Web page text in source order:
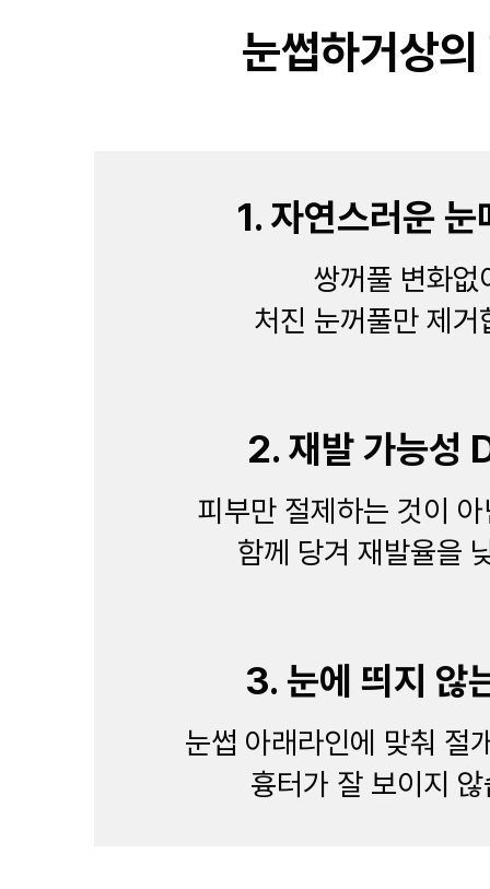
눈썹하거상
1. 자연스러운 눈
쌍꺼풀 변화없
처진 눈꺼풀만 제거
2. 재발 가능성
피부만 절제하는 것이
함께 당겨 재발율을
3. 눈에 띄지 않
눈썹 아래라인에 맞춰 절
흉터가 잘 보이지